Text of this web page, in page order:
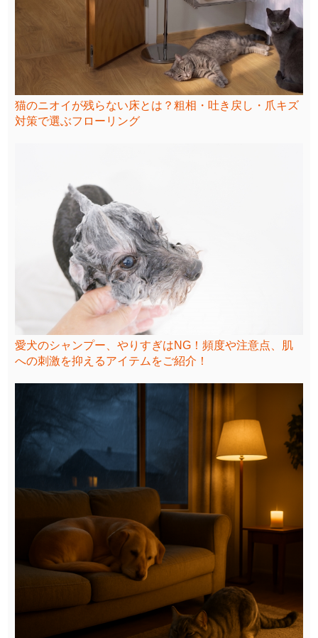
猫のニオイが残らない床とは？粗相・吐き戻し・爪キズ
対策で選ぶフローリング
愛犬のシャンプー、やりすぎはNG！頻度や注意点、肌
への刺激を抑えるアイテムをご紹介！